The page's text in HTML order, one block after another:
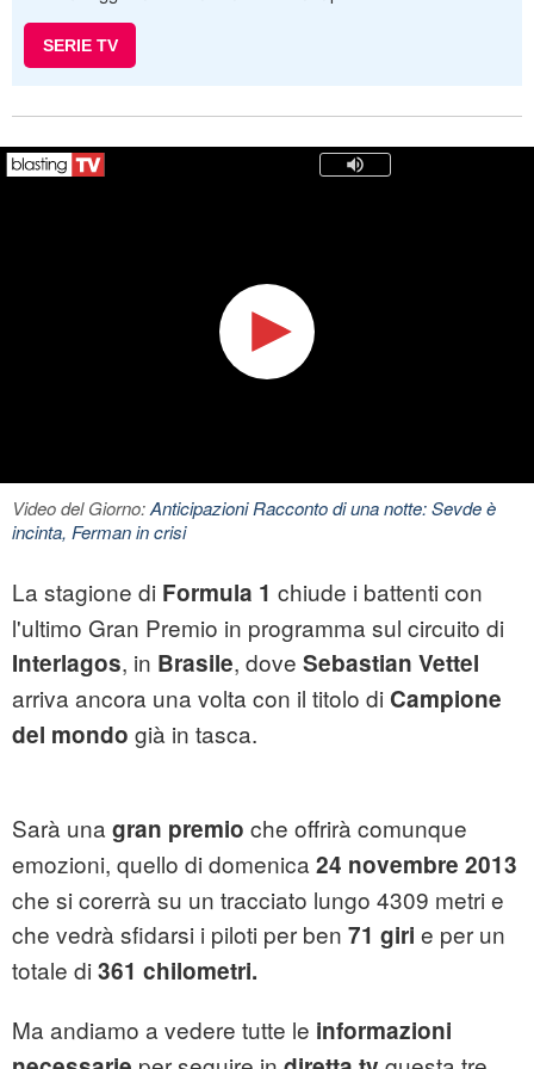
SERIE TV
Video del Giorno:Anticipazioni Racconto di una notte: Sevde è
incinta, Ferman in crisi
La stagione di Formula 1 chiude i battenti con
l'ultimo Gran Premio in programma sul circuito di
Interlagos, in Brasile, dove Sebastian Vettel
arriva ancora una volta con il titolo di Campione
del mondo già in tasca.
Sarà una gran premio che offrirà comunque
emozioni, quello di domenica 24 novembre 2013
che si corerrà su un tracciato lungo 4309 metri e
che vedrà sfidarsi i piloti per ben 71 giri e per un
totale di 361 chilometri.
Ma andiamo a vedere tutte le informazioni